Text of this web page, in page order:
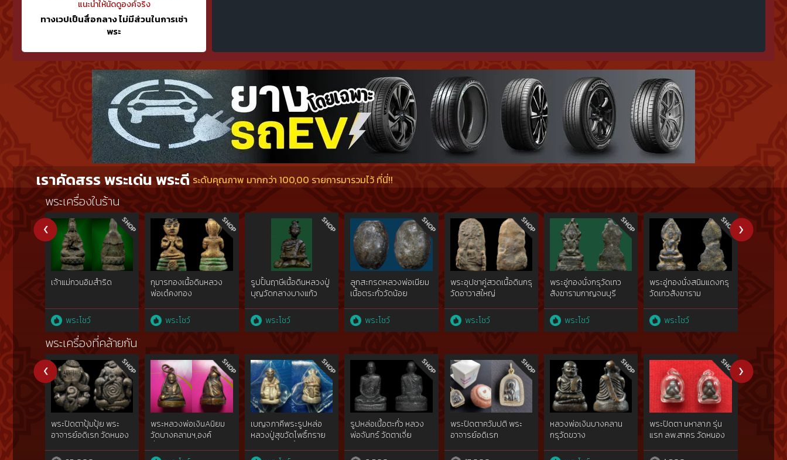
แนะนำให้นัดดูองค์จริง
ทางเวปเป็นสื่อกลาง ไม่มีส่วนในการเช่า
พระ
เราคัดสรร พระเด่น พระดี ระดับคุณภาพ มากกว่า 100,00 รายการมารวมไว้ ที่นี่!!
พระเครื่องในร้าน
เจ้าแม่กวนอิมสำริด
พระโชว์
กุมารทองเนื้อดินหลวง
พ่อเต๋คงทอง
พระโชว์
รูปปั้นฤาษีเนื้อดินหลวงปู่
บุญวัดกลางบางแก้ว
พระโชว์
ลูกสะกรดหลวงพ่อเนียม
เนื้อตระกั่ววัดน้อย
พระโชว์
พระอุปชาคู่สวดเนื้อดินกรุ
วัดอาวาสใหญ่
พระโชว์
พระอู่ทองนั่งกรุวัดเทว
สังฆารามกาญจนบุรี
พระโชว์
พระอู่ทองนั่งสนิมแดงกรุ
วัดเทวสังฆาราม
พระโชว์
พระโ
พระเครื่องที่คล้ายกัน
พระปิดตาปุ้มปุ้ย พระ
อาจารย์อดิเรก วัดหนอง
พระหลวงพ่อเงินAนิยม
วัดบางคลานฯ,องค์
จ.พิจิตรที่ไม่ผ่านการใช้
เบญจภาคีพระรูปหล่อ
หลวงปู่สุขวัดโพธิ์ทราย
ปี2498-03พิมพ์
รูปหล่อเนื้อตะกั่ว หลวง
พ่อจันทร์ วัดตาเจี่ย
พระปิดตาควัมปติ พระ
อาจารย์อดิเรก
หลวงพ่อเงินบางคลาน
กรุวัดขวาง
พระปิดตา มหาลาภ รุ่น
แรก ลพ.สาคร วัดหนอง
พระรูปห
เงินวัดบ
ตาห้าชาย
ผสม